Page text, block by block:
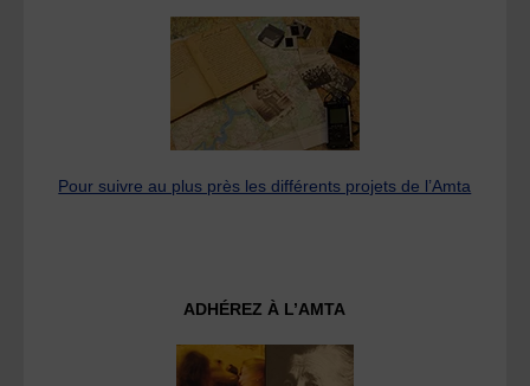
Pour suivre au plus près les différents projets de l’Amta
ADHÉREZ À L’AMTA